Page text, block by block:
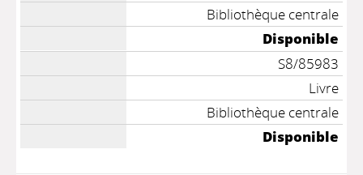
Bibliothèque centrale
Disponible
S8/85983
Livre
Bibliothèque centrale
Disponible